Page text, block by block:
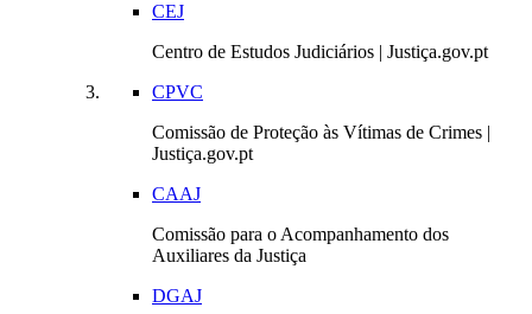
CEJ
Centro de Estudos Judiciários | Justiça.gov.pt
CPVC
Comissão de Proteção às Vítimas de Crimes |
Justiça.gov.pt
CAAJ
Comissão para o Acompanhamento dos
Auxiliares da Justiça
DGAJ